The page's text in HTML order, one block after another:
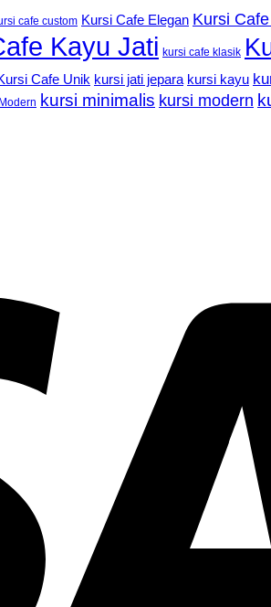
cafe custom Kursi Cafe Elegan Kursi
Kayu Jati kursi cafe klasik
Cafe Unik kursi jati jepara kursi kayu
kursi minimalis kursi modern